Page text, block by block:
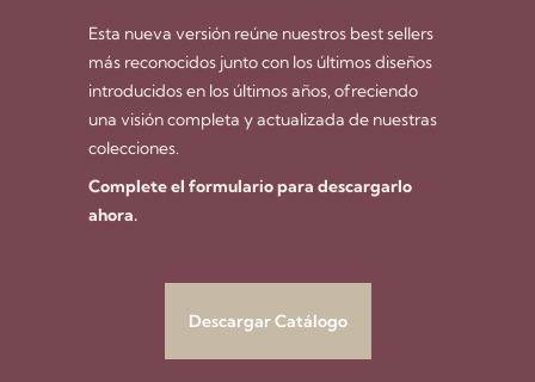
Esta nueva versión reúne nuestros best sellers
más reconocidos junto con los últimos diseños
introducidos en los últimos años, ofreciendo
una visión completa y actualizada de nuestras
colecciones.
Complete el formulario para descargarlo
ahora.
Descargar Catálogo